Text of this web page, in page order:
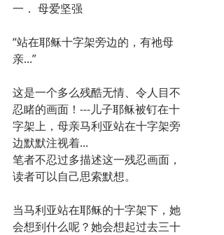
一． 母爱坚强
“站在耶稣十字架旁边的，有祂母
亲...”
这是一个多么残酷无情、令人目不
忍睹的画面！---儿子耶稣被钉在十
字架上，母亲马利亚站在十字架旁
边默默注视着...
笔者不忍过多描述这一残忍画面，
读者可以自己思索默想。
当马利亚站在耶稣的十字架下，她
会想到什么呢？她会想起过去三十